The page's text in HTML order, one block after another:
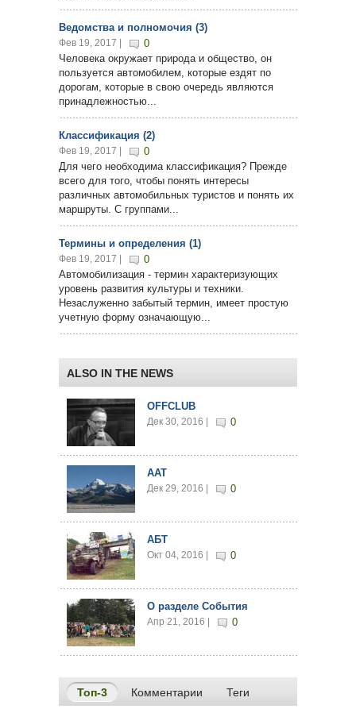
Ведомства и полномочия (3)
Фев 19, 2017 |
0
Человека окружает природа и общество, он
пользуется автомобилем, которые ездят по
дорогам, которые в свою очередь являются
принадлежностью...
Классификация (2)
Фев 19, 2017 |
0
Для чего необходима классификация? Прежде
всего для того, чтобы понять интересы
различных автомобильных туристов и понять их
маршруты. С группами...
Термины и определения (1)
Фев 19, 2017 |
0
Автомобилизация - термин характеризующих
уровень развития культуры и техники.
Незаслуженно забытый термин, имеет простую
учетную форму означающую...
ALSO IN THE NEWS
OFFCLUB
Дек 30, 2016 | 0
AAT
Дек 29, 2016 | 0
АБТ
Окт 04, 2016 | 0
О разделе События
Апр 21, 2016 | 0
Топ-3 (активная вкладка)
Комментарии Теги